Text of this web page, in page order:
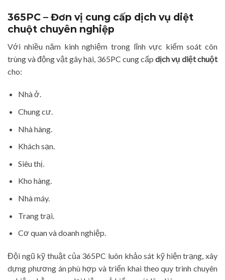
365PC – Đơn vị cung cấp dịch vụ diệt
chuột chuyên nghiệp
Với nhiều năm kinh nghiệm trong lĩnh vực kiểm soát côn
trùng và động vật gây hại, 365PC cung cấp dịch vụ diệt chuột
cho:
Nhà ở.
Chung cư.
Nhà hàng.
Khách sạn.
Siêu thị.
Kho hàng.
Nhà máy.
Trang trại.
Cơ quan và doanh nghiệp.
Đội ngũ kỹ thuật của 365PC luôn khảo sát kỹ hiện trạng, xây
dựng phương án phù hợp và triển khai theo quy trình chuyên